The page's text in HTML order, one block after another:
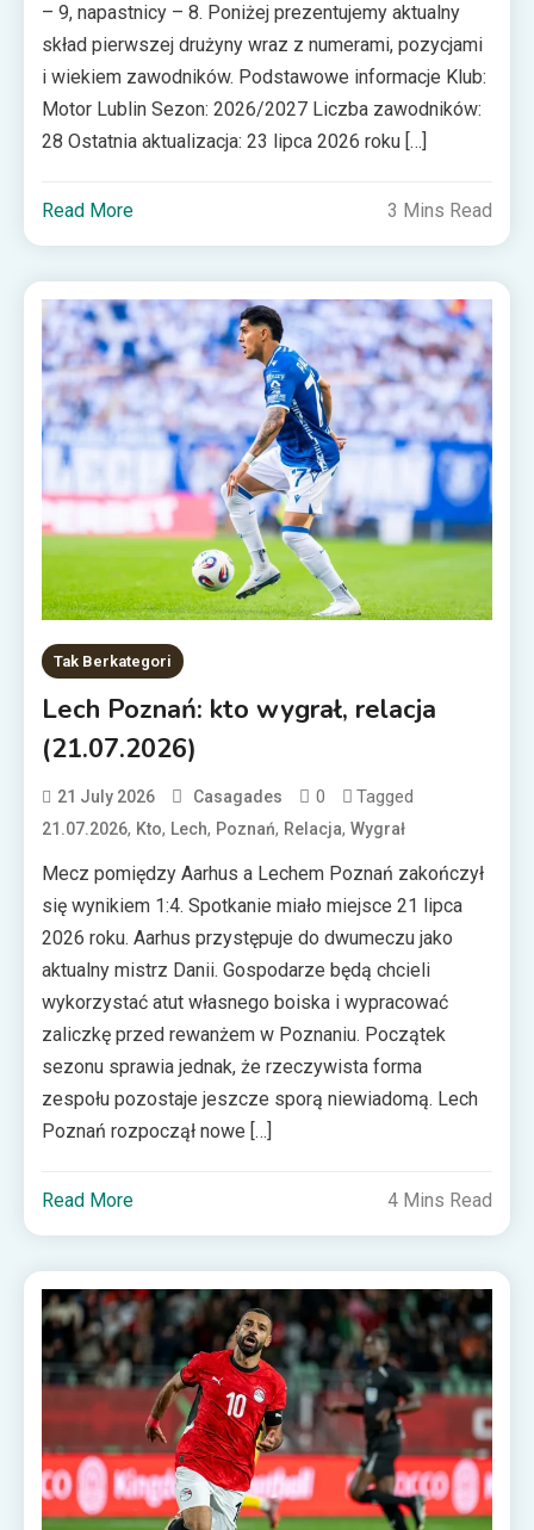
– 9, napastnicy – 8. Poniżej prezentujemy aktualny
skład pierwszej drużyny wraz z numerami, pozycjami
i wiekiem zawodników. Podstawowe informacje Klub:
Motor Lublin Sezon: 2026/2027 Liczba zawodników:
28 Ostatnia aktualizacja: 23 lipca 2026 roku […]
Read More 3 Mins Read
Tak Berkategori
Lech Poznań: kto wygrał, relacja
(21.07.2026)
21 July 2026 Casagades 0 Tagged
21.07.2026, Kto, Lech, Poznań, Relacja,Wygrał
Mecz pomiędzy Aarhus a Lechem Poznań zakończył
się wynikiem 1:4. Spotkanie miało miejsce 21 lipca
2026 roku. Aarhus przystępuje do dwumeczu jako
aktualny mistrz Danii. Gospodarze będą chcieli
wykorzystać atut własnego boiska i wypracować
zaliczkę przed rewanżem w Poznaniu. Początek
sezonu sprawia jednak, że rzeczywista forma
zespołu pozostaje jeszcze sporą niewiadomą. Lech
Poznań rozpoczął nowe […]
Read More 4 Mins Read